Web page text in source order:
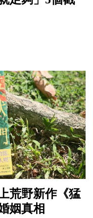
荒野新作《猛
姻真相